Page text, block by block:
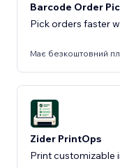
Barcode Order
Pick orders faster
Має безкоштовний
Zider PrintOps
Print customizable